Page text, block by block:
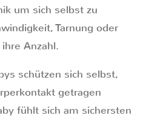
um sich selbst zu
Tarnung oder
Anzahl.
schützen sich selbst,
getragen
fühlt sich am sichersten